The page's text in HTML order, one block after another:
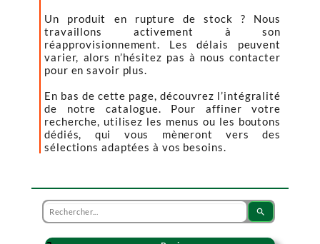
Un produit en rupture de stock ? Nous
travaillons activement à son
réapprovisionnement. Les délais peuvent
varier, alors n’hésitez pas à nous contacter
pour en savoir plus.
En bas de cette page, découvrez l’intégralité
de notre catalogue. Pour affiner votre
recherche, utilisez les menus ou les boutons
dédiés, qui vous mèneront vers des
sélections adaptées à vos besoins.
search